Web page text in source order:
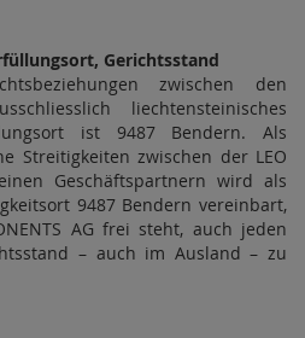
Gerichtsstand
zwischen den
liechtensteinisches
ist 9487 Bendern. Als
Streitigkeiten zwischen der LEO
Geschäftspartnern wird als
9487 Bendern vereinbart,
AG frei steht, auch jeden
– auch im Ausland – zu